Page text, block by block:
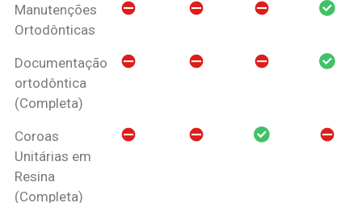
Manutenções
Ortodônticas
Documentação
ortodôntica
(Completa)
Coroas
Unitárias em
Resina
(Completa)